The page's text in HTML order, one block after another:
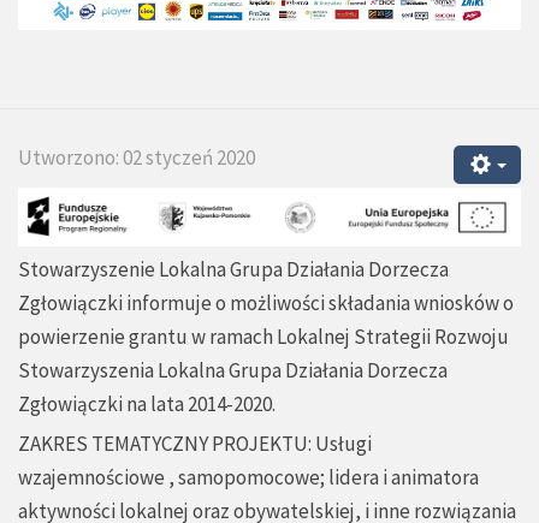
Utworzono: 02 styczeń 2020
Stowarzyszenie Lokalna Grupa Działania Dorzecza
Zgłowiączki informuje o możliwości składania wniosków o
powierzenie grantu w ramach Lokalnej Strategii Rozwoju
Stowarzyszenia Lokalna Grupa Działania Dorzecza
Zgłowiączki na lata 2014-2020.
ZAKRES TEMATYCZNY PROJEKTU: Usługi
wzajemnościowe , samopomocowe; lidera i animatora
aktywności lokalnej oraz obywatelskiej, i inne rozwiązania